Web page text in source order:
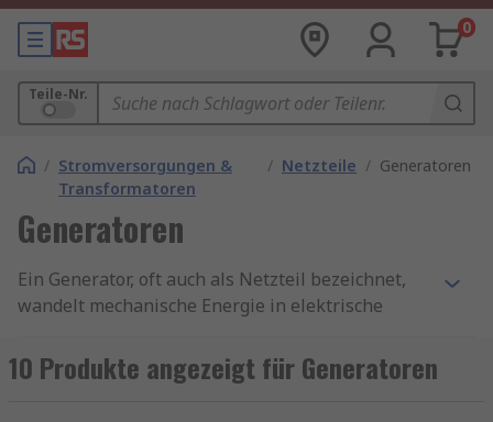
0
Teile-Nr.
/ Stromversorgungen &
Transformatoren
/ Netzteile / Generatoren
Generatoren
Ein Generator, oft auch als Netzteil bezeichnet,
wandelt mechanische Energie in elektrische
Technologien zum Einsatz – von Diesel- und
Benzinmotoren bis hin zu modernen Inverter-
10 Produkte angezeigt für Generatoren